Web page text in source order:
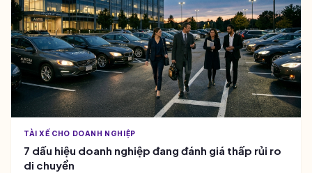
TÀI XẾ CHO DOANH NGHIỆP
7 dấu hiệu doanh nghiệp đang đánh giá thấp rủi ro
di chuyển